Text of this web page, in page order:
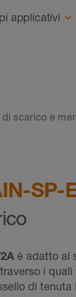
applicativi
scarico e
SP-
è adatto al
i quali
di tenuta